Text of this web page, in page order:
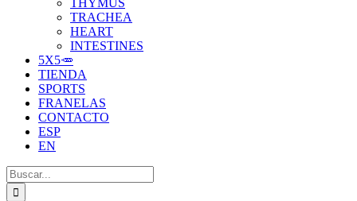
THYMUS
TRACHEA
HEART
INTESTINES
5X5🥕
TIENDA
SPORTS
FRANELAS
CONTACTO
ESP
EN
Buscar: